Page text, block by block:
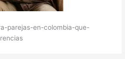
parejas-en-colombia-que-